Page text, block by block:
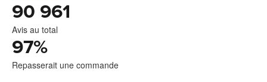
90 961
Avis au total
97%
Repasserait une commande